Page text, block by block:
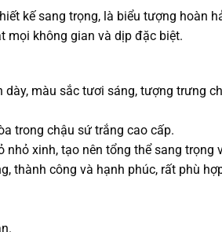
kế sang trọng, là biểu tượng hoàn
mọi không gian và dịp đặc biệt.
màu sắc tươi sáng, tượng trưng
trong chậu sứ trắng cao cấp.
xinh, tạo nên tổng thể sang trọng
thành công và hạnh phúc, rất phù